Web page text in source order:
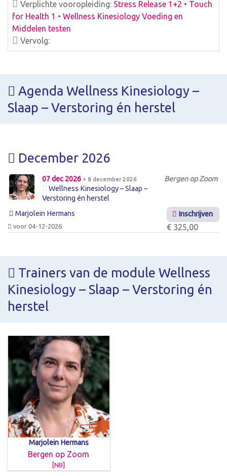
Verplichte vooropleiding: Stress Release 1+2 • Touch
for Health 1 • Wellness Kinesiology Voeding en
Middelen testen
Vervolg:
Agenda Wellness Kinesiology –
Slaap – Verstoring én herstel
December 2026
07 dec 2026 + 8 december 2026
Wellness Kinesiology – Slaap –
Verstoring én herstel
Bergen op Zoom
Marjolein Hermans
voor 04-12-2026
Inschrijven
€ 325,00
Trainers van de module Wellness
Kinesiology – Slaap – Verstoring én
herstel
Marjolein Hermans
Bergen op Zoom
[NB]